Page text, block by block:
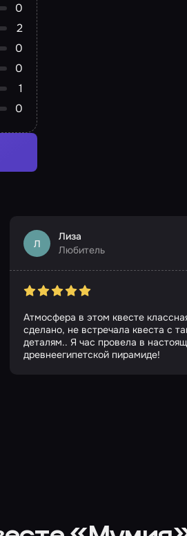
0
2
0
0
1
0
Л
Лиза
Любитель
Атмосфера в этом квесте
сделано, не встречала квеста с
деталям.. Я час провела в
древнеегипетской пирамиде!